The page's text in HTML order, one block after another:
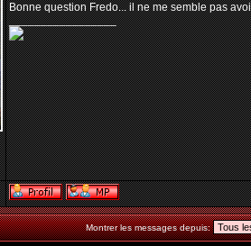
Bonne question Fredo... il ne me semble pas
_________________
Montrer les messages depuis: